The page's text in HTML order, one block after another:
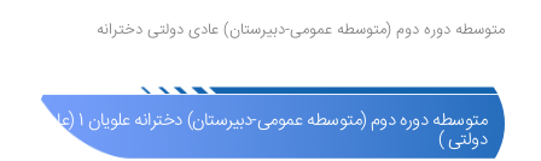
متوسطه دوره دوم (متوسطه عمومی-دبیرستان) عادی دولتی دخترانه
متوسطه دوره دوم (متوسطه عمومی-دبیرستان) دخترانه علویان 1 (عادی
دولتی )